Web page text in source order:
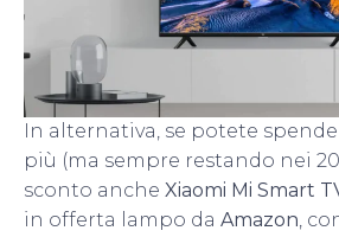
In alternativa, se potete
più (ma sempre restando nei
sconto anche Xiaomi Mi Smart
in offerta lampo da Amazon,